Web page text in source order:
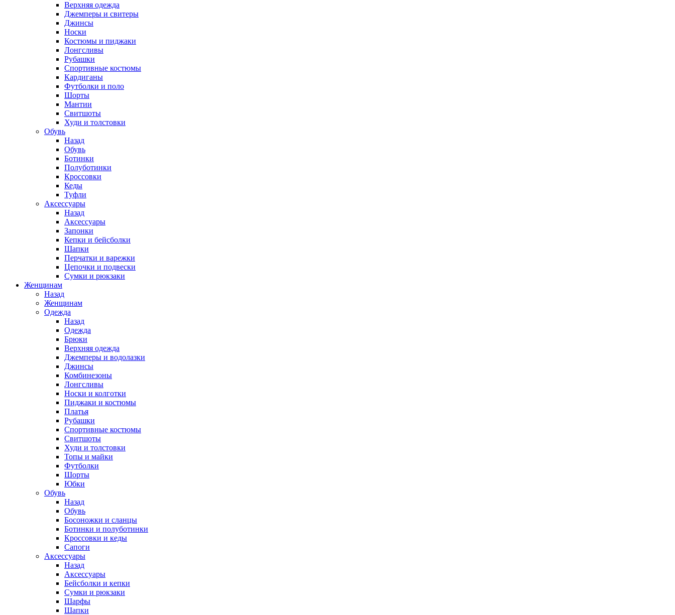
Верхняя одежда
Джемперы и свитеры
Джинсы
Носки
Костюмы и пиджаки
Лонгсливы
Рубашки
Спортивные костюмы
Кардиганы
Футболки и поло
Шорты
Мантии
Свитшоты
Худи и толстовки
Обувь
Назад
Обувь
Ботинки
Полуботинки
Кроссовки
Кеды
Туфли
Аксессуары
Назад
Аксессуары
Запонки
Кепки и бейсболки
Шапки
Перчатки и варежки
Цепочки и подвески
Сумки и рюкзаки
Женщинам
Назад
Женщинам
Одежда
Назад
Одежда
Брюки
Верхняя одежда
Джемперы и водолазки
Джинсы
Комбинезоны
Лонгсливы
Носки и колготки
Пиджаки и костюмы
Платья
Рубашки
Спортивные костюмы
Свитшоты
Худи и толстовки
Топы и майки
Футболки
Шорты
Юбки
Обувь
Назад
Обувь
Босоножки и сланцы
Ботинки и полуботинки
Кроссовки и кеды
Сапоги
Аксессуары
Назад
Аксессуары
Бейсболки и кепки
Сумки и рюкзаки
Шарфы
Шапки